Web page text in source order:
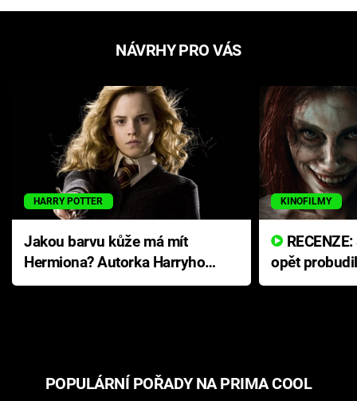
NÁVRHY PRO VÁS
HARRY POTTER
Jakou barvu kůže má mít
Hermiona? Autorka Harryho
Pottera přišla s ráznou
KINOFILMY
opět
přichází s
POPULÁRNÍ POŘADY NA PRIMA COOL